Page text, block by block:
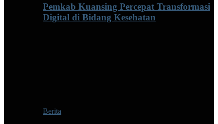
Pemkab Kuansing Percepat Transformasi
Digital di Bidang Kesehatan
Berita